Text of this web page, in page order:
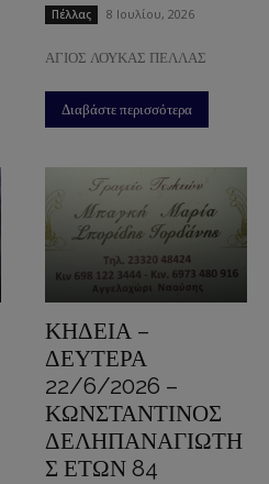
Πέλλας 8 Ιουλίου, 2026
ΑΓΙΟΣ ΛΟΥΚΑΣ ΠΕΛΛΑΣ
Διαβάστε περισσότερα
ΚΗΔΕΙΑ –
ΔΕΥΤΕΡΑ
22/6/2026 –
ΚΩΝΣΤΑΝΤΙΝΟΣ
ΔΕΛΗΠΑΝΑΓΙΩΤΗ
Σ ΕΤΩΝ 84